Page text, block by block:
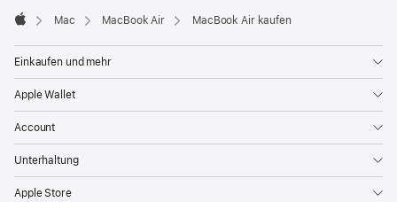
Mac MacBook Air MacBook Air kaufen
Einkaufen und mehr
Apple Wallet
Account
Unterhaltung
Apple Store